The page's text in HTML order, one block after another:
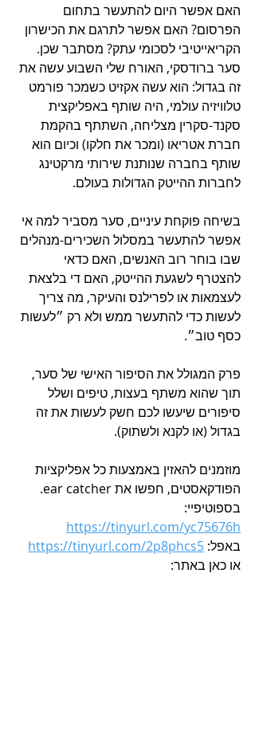
האם אפשר היום להתעשר בתחום
הפרסום? האם אפשר לתרגם את הכישרון
הקריאייטיבי לסכומי עתק? מסתבר שכן.
סער ברודסקי, האורח שלי השבוע עשה את
זה בגדול: הוא עשה אקזיט כשמכר פורמט
טלוויזיה עולמי, היה שותף באפליקצית
סקנד-סקרין מצליחה, השתתף בהקמת
חברת אטריאו (ומכר את חלקו) וכיום הוא
שותף בחברה שנותנת שירותי מרקטינג
לחברות ההייטק הגדולות בעולם.
בשיחה פוקחת עיניים, סער מסביר למה אי
אפשר להתעשר במסלול השכירים-מנהלים
שבו בוחר רוב האנשים, האם כדאי
להצטרף לשגעת ההייטק, האם די בלצאת
לעצמאות או לפרילנס והעיקר, מה צריך
לעשות כדי להתעשר ממש ולא רק ״לעשות
כסף טוב״.
פרק המגולל את הסיפור האישי של סער,
תוך שהוא משתף בעצות, טיפים ושלל
סיפורים שיעשו לכם חשק לעשות את זה
בגדול (או לקנא ולשתוק).
מוזמנים להאזין באמצעות כל אפליקציות
הפודקאסטים, חפשו את ear catcher.
בספוטיפיי:
https://tinyurl.com/yc75676h
באפל: https://tinyurl.com/2p8phcs5
או כאן באתר: